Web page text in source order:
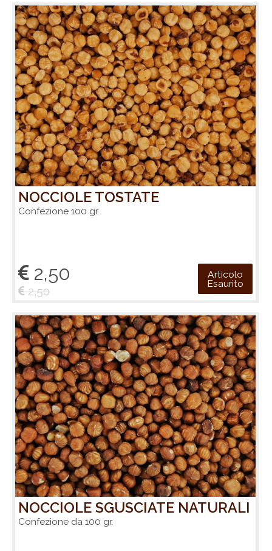
NOCCIOLE TOSTATE
Confezione 100 gr.
2,50
2,50
Articolo
Esaurito
NOCCIOLE SGUSCIATE NATURALI
Confezione da 100 gr.